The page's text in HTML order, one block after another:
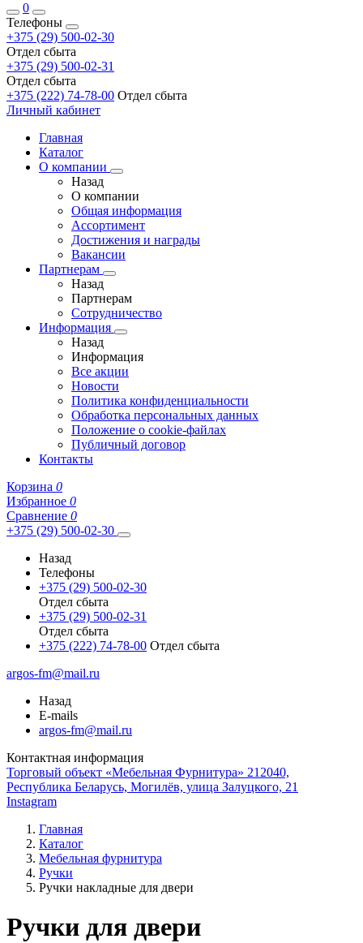
0
Телефоны
+375 (29) 500-02-30
Отдел сбыта
+375 (29) 500-02-31
Отдел сбыта
+375 (222) 74-78-00 Отдел сбыта
Личный кабинет
Главная
Каталог
О компании
Назад
О компании
Общая информация
Ассортимент
Достижения и награды
Вакансии
Партнерам
Назад
Партнерам
Сотрудничество
Информация
Назад
Информация
Все акции
Новости
Политика конфиденциальности
Обработка персональных данных
Положение о cookie-файлах
Публичный договор
Контакты
Корзина 0
Избранное 0
Сравнение 0
+375 (29) 500-02-30
Назад
Телефоны
+375 (29) 500-02-30
Отдел сбыта
+375 (29) 500-02-31
Отдел сбыта
+375 (222) 74-78-00 Отдел сбыта
argos-fm@mail.ru
Назад
E-mails
argos-fm@mail.ru
Контактная информация
Торговый объект «Мебельная Фурнитура» 212040,
Республика Беларусь, Могилёв, улица Залуцкого, 21
Instagram
Главная
Каталог
Мебельная фурнитура
Ручки
Ручки накладные для двери
Ручки для двери